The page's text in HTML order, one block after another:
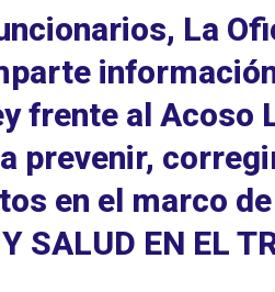
La
frente al Acoso
prevenir,
en el marco
SALUD EN EL